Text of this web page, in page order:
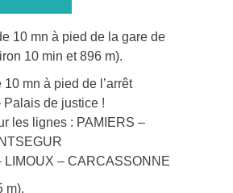
10 mn à pied de la gare de
10 min et 896 m).
10 mn à pied de l’arrêt
de justice !
les lignes : PAMIERS –
LIMOUX – CARCASSONNE
m).